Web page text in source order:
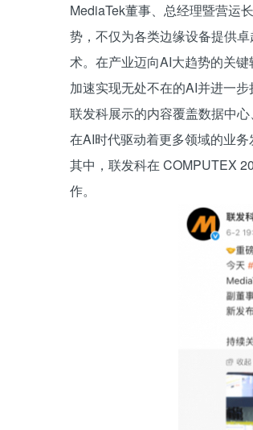
MediaTek董事、总经理暨营运
势，不仅为各类边缘设备提供
术。在产业迈向AI大趋势的关
加速实现无处不在的AI并进一
联发科展示的内容覆盖数据中
在AI时代驱动着更多领域的业务
其中，联发科在 COMPUTEX
作。